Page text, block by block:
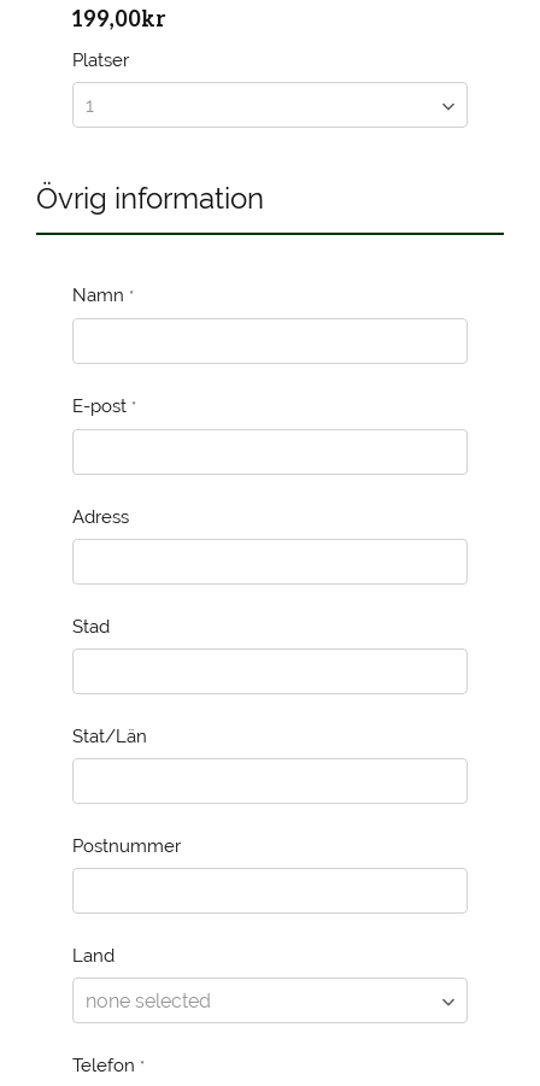
199,00kr
Platser
Övrig information
Namn *
E-post *
Adress
Stad
Stat/Län
Postnummer
Land
Telefon *